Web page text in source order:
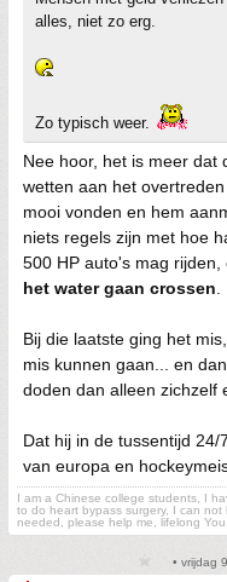
alles, niet zo erg.
Zo typisch weer.
Nee hoor, het is meer dat
wetten aan het
mooi vonden en hem
niets regels zijn met hoe
500 HP auto's mag rijden,
het water gaan crossen
Bij die laatste ging het
mis kunnen gaan... en
doden dan alleen zichzelf
Dat hij in de tussentijd
van europa en
I am a Chinese college students, I
to do heart bypass surgery, I can
needed, please help me, lifelong
• vrijdag